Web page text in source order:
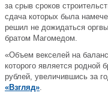
за срыв сроков
сдача которых была
решил не дожидаться
братом Магомедом.
«Объем векселей на
которого является
рублей, увеличившись за
«Взгляд».